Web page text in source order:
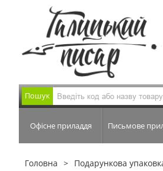
Пошук
Офісне приладдя Письмове
Головна Подарункова